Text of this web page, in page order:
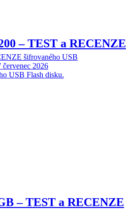
– TEST a RECENZE
šifrovaného USB
červenec 2026
USB Flash disku.
– TEST a RECENZE